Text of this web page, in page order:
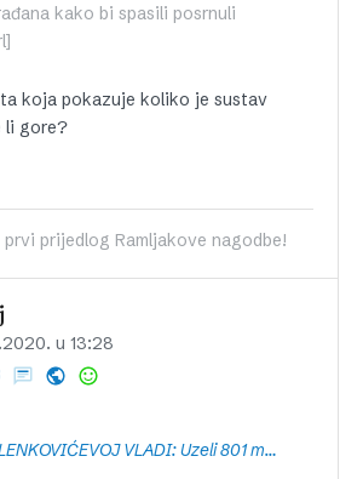
kako bi spasili posrnuli
koja pokazuje koliko je sustav
li gore?
prvi prijedlog Ramljakove nagodbe!
u 13:28
POTRES PLENKOVIĆEVOJ VLADI: Uzeli 801 milijuna kuna naših mirovina i sve izgubili